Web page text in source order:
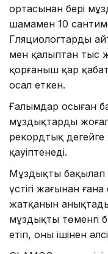
ортасынан бері
шамамен 10
Гляциологтардың
мен қалыптан тыс
қорғаныш қар
осал еткен.
Ғалымдар осыған
мұздықтардың
рекордтық
қауіптенеді.
Мұздықты бақылап
үстіңгі жағынан
жатқанын
мұздықтың төменгі
етіп, оны ішінен